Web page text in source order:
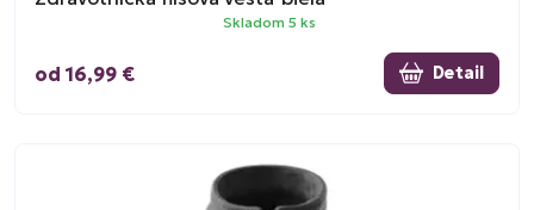
Skladom 5 ks
od 16,99 € Detail